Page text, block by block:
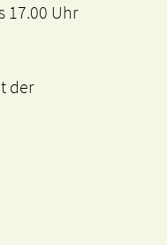
17.00 Uhr
der